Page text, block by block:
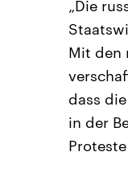
„Die
Mit den
dass
in der